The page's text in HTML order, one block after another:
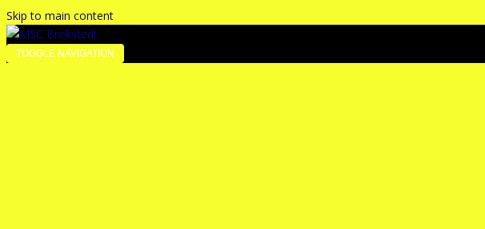
Skip to main content
TOGGLE NAVIGATION